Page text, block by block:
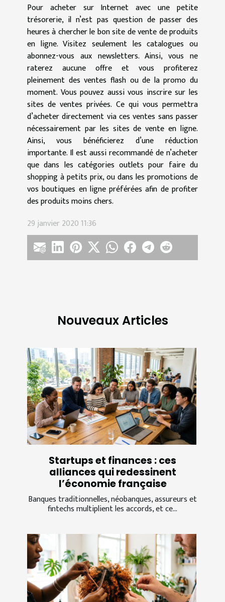
Pour acheter sur Internet avec une petite
trésorerie, il n’est pas question de passer des
heures à chercher le bon site de vente de produits
en ligne. Visitez seulement les catalogues ou
abonnez-vous aux newsletters. Ainsi, vous ne
raterez aucune offre et vous profiterez
pleinement des ventes flash ou de la promo du
moment. Vous pouvez aussi vous inscrire sur les
sites de ventes privées. Ce qui vous permettra
d’acheter directement via ces ventes sans passer
nécessairement par les sites de vente en ligne.
Ainsi, vous bénéficierez d’une réduction
importante. Il est aussi recommandé de n’acheter
que dans les catégories outlets pour faire du
shopping à petits prix, ou dans les promotions de
vos boutiques en ligne préférées afin de profiter
des produits moins chers.
29 janvier 2020 11:36
Nouveaux Articles
Startups et finances : ces
alliances qui redessinent
l’économie française
Banques traditionnelles, néobanques, assureurs et
fintechs multiplient les accords, et ce...